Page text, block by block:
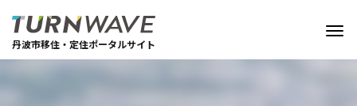
丹波市移住・定住ポータルサイト